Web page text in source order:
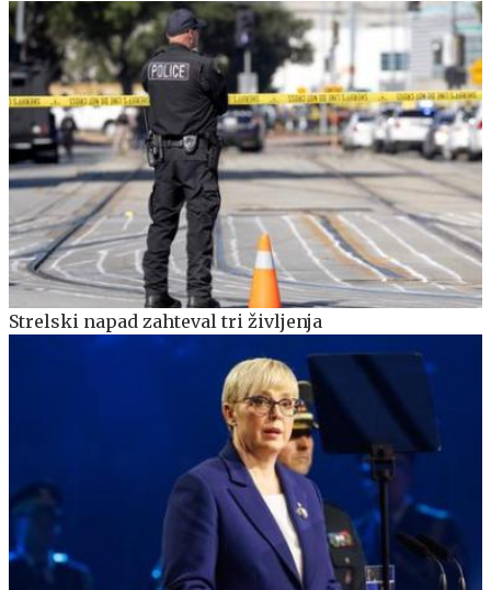
Strelski napad zahteval tri življenja